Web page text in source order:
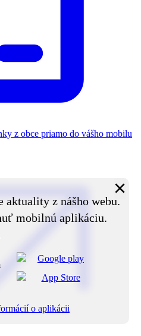
z obce priamo do vášho mobilu
aktuality z nášho webu.
mobilnú aplikáciu.
×
o aplikácii